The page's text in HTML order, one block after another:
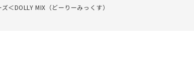
DOLLY MIX（どーりーみっくす）